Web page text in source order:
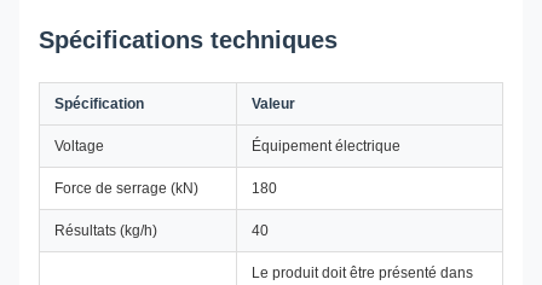
Spécifications techniques
Spécification Valeur
Voltage Équipement électrique
Force de serrage (kN) 180
Résultats (kg/h) 40
Le produit doit être présenté dans